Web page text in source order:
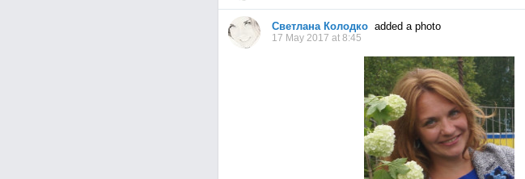
Светлана Колодкоadded a photo
17 May 2017 at 8:45